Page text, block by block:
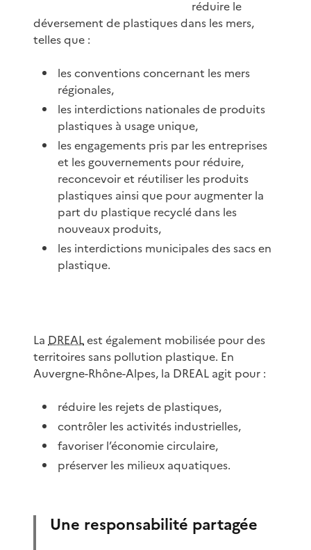
réduire le
déversement de plastiques dans les mers,
telles que :
les conventions concernant les mers
régionales,
les interdictions nationales de produits
plastiques à usage unique,
les engagements pris par les entreprises
et les gouvernements pour réduire,
reconcevoir et réutiliser les produits
plastiques ainsi que pour augmenter la
part du plastique recyclé dans les
nouveaux produits,
les interdictions municipales des sacs en
plastique.
La DREALest également mobilisée pour des
territoires sans pollution plastique. En
Auvergne-Rhône-Alpes, la DREAL agit pour :
réduire les rejets de plastiques,
contrôler les activités industrielles,
favoriser l’économie circulaire,
préserver les milieux aquatiques.
Une responsabilité partagée